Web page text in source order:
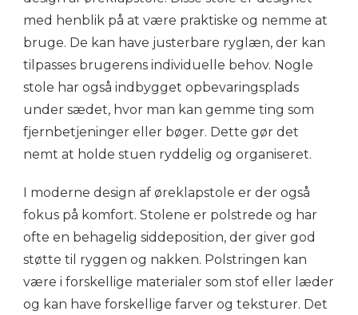
med henblik på at være praktiske og nemme at
bruge. De kan have justerbare ryglæn, der kan
tilpasses brugerens individuelle behov. Nogle
stole har også indbygget opbevaringsplads
under sædet, hvor man kan gemme ting som
fjernbetjeninger eller bøger. Dette gør det
nemt at holde stuen ryddelig og organiseret.
I moderne design af øreklapstole er der også
fokus på komfort. Stolene er polstrede og har
ofte en behagelig siddeposition, der giver god
støtte til ryggen og nakken. Polstringen kan
være i forskellige materialer som stof eller læder
og kan have forskellige farver og teksturer. Det